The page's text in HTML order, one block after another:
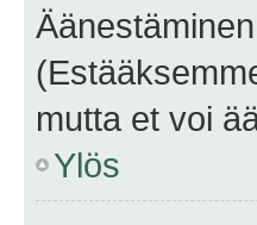
mutta et voi
Ylös